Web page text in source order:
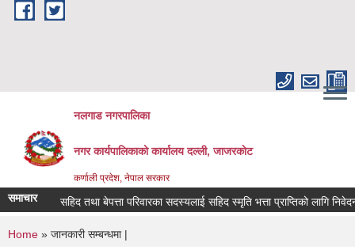
Skip to main content
नलगाड नगरपालिका
नगर कार्यपालिकाको कार्यालय दल्ली, जाजरकाेट
कर्णाली प्रदेश, नेपाल सरकार
समाचार सहिद तथा बेपत्ता परिवारका सदस्यलाई सहिद स्मृति भत्ता प्राप्तिको लागि निवेदन
You are here
Home » जानकारी सम्बन्धमा |